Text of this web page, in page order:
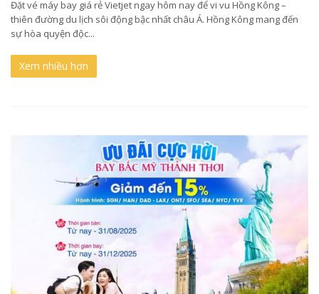
Đặt vé máy bay giá rẻ Vietjet ngay hôm nay để vi vu Hồng Kông –
thiên đường du lịch sôi động bậc nhất châu Á. Hồng Kông mang đến
sự hòa quyện độc...
Xem nhiều hơn